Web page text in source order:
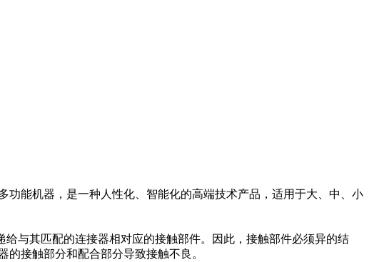
能机器，是一种人性化、智能化的高端技术产品，适用于大、中、小
与其匹配的连接器相对应的接触部件。因此，接触部件必须异的结
接触部分和配合部分导致接触不良。